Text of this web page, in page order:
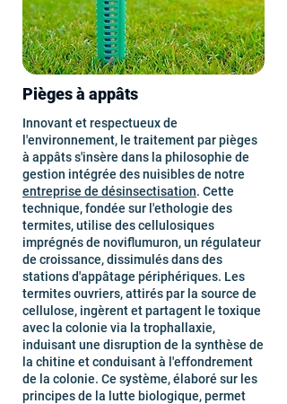
Pièges à appâts
Innovant et respectueux de
l'environnement, le traitement par pièges
à appâts s'insère dans la philosophie de
gestion intégrée des nuisibles de notre
entreprise de désinsectisation. Cette
technique, fondée sur l'ethologie des
termites, utilise des cellulosiques
imprégnés de noviflumuron, un régulateur
de croissance, dissimulés dans des
stations d'appâtage périphériques. Les
termites ouvriers, attirés par la source de
cellulose, ingèrent et partagent le toxique
avec la colonie via la trophallaxie,
induisant une disruption de la synthèse de
la chitine et conduisant à l'effondrement
de la colonie. Ce système, élaboré sur les
principes de la lutte biologique, permet